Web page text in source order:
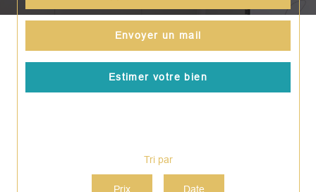
Envoyer un mail
Estimer votre bien
Tri par
Prix Date